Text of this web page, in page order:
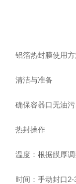
铝箔热封膜使用方
清洁与准备‌
确保容器口无油污、
热封操作‌
温度‌：根据膜厚调
时间‌：手动封口2-3